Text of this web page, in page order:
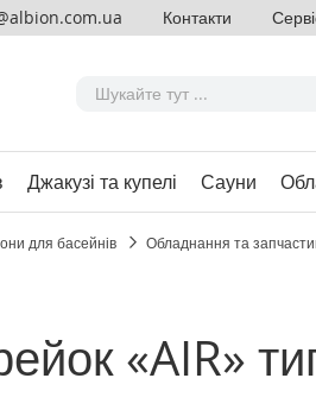
Контакти
Джакузі та купелі Сауни
для басейнів Обладнання та
«AIR»